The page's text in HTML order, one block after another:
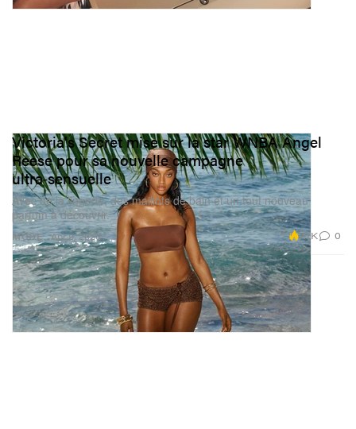
MODE
Victoria's Secret mise sur la star WNBA Angel
Reese pour sa nouvelle campagne
ultra‑sensuelle
Avec de la lingerie, des maillots de bain et un tout nouveau
parfum à découvrir.
Apr 8, 2026 7.7K 0